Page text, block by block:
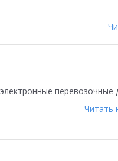
1С:Фреш
Государственный заказ
перевозочные
Читать